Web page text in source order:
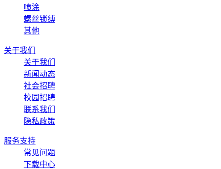
喷涂
螺丝锁缚
其他
关于我们
关于我们
新闻动态
社会招聘
校园招聘
联系我们
隐私政策
服务支持
常见问题
下载中心